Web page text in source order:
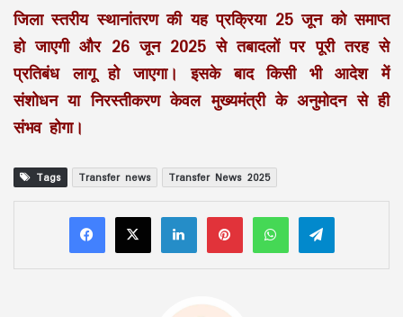
जिला स्तरीय स्थानांतरण की यह प्रक्रिया 25 जून को समाप्त
हो जाएगी और 26 जून 2025 से तबादलों पर पूरी तरह से
प्रतिबंध लागू हो जाएगा। इसके बाद किसी भी आदेश में
संशोधन या निरस्तीकरण केवल मुख्यमंत्री के अनुमोदन से ही
संभव होगा।
Tags Transfer news Transfer News 2025
LinkedInPinterestWhatsAppTelegram